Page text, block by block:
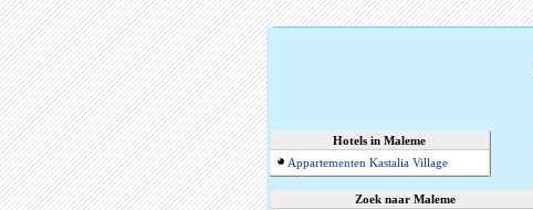
Hotels in Maleme
Appartementen Kastalia Village
Zoek naar Maleme